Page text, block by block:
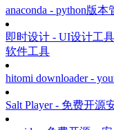
anaconda - python版
即时设计 - UI设计工具
软件工具
hitomi downloader -
Salt Player - 免费开源